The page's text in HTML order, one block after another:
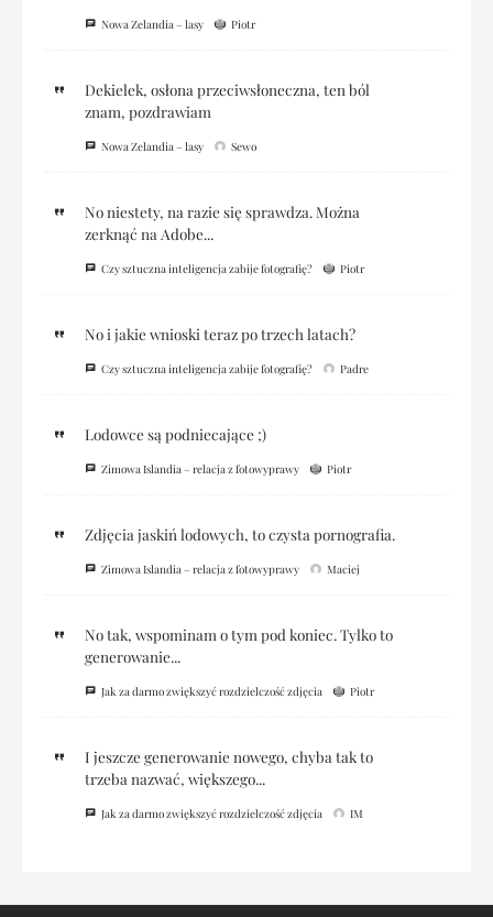
Nowa Zelandia – lasy Piotr
Dekielek, osłona przeciwsłoneczna, ten ból
znam, pozdrawiam
Nowa Zelandia – lasy Sewo
No niestety, na razie się sprawdza. Można
zerknąć na Adobe...
Czy sztuczna inteligencja zabije fotografię? Piotr
No i jakie wnioski teraz po trzech latach?
Czy sztuczna inteligencja zabije fotografię? Padre
Lodowce są podniecające ;)
Zimowa Islandia – relacja z fotowyprawy Piotr
Zdjęcia jaskiń lodowych, to czysta pornografia.
Zimowa Islandia – relacja z fotowyprawy Maciej
No tak, wspominam o tym pod koniec. Tylko to
generowanie...
Jak za darmo zwiększyć rozdzielczość zdjęcia Piotr
I jeszcze generowanie nowego, chyba tak to
trzeba nazwać, większego...
Jak za darmo zwiększyć rozdzielczość zdjęcia IM